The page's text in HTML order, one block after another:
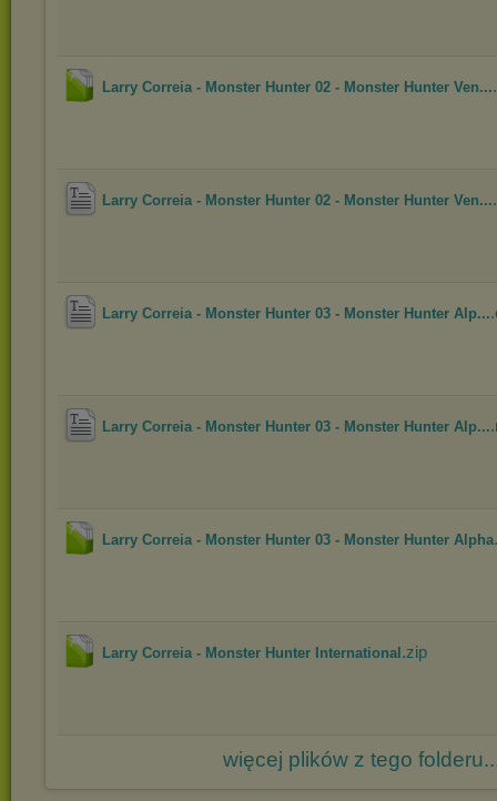
Larry Correia - Monster Hunter 02 - Monster Hunter Ven...
Larry Correia - Monster Hunter 02 - Monster Hunter Ven...
Larry Correia - Monster Hunter 03 - Monster Hunter Alp...
Larry Correia - Monster Hunter 03 - Monster Hunter Alp...
Larry Correia - Monster Hunter 03 - Monster Hunter Alpha
Larry Correia - Monster Hunter International .zip
więcej plików z tego